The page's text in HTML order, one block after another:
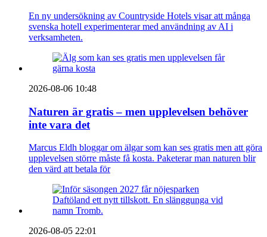
En ny undersökning av Countryside Hotels visar att många
svenska hotell experimenterar med användning av AI i
verksamheten.
2026-08-06 10:48
Naturen är gratis – men upplevelsen behöver
inte vara det
Marcus Eldh bloggar om älgar som kan ses gratis men att göra
upplevelsen större måste få kosta. Paketerar man naturen blir
den värd att betala för
2026-08-05 22:01